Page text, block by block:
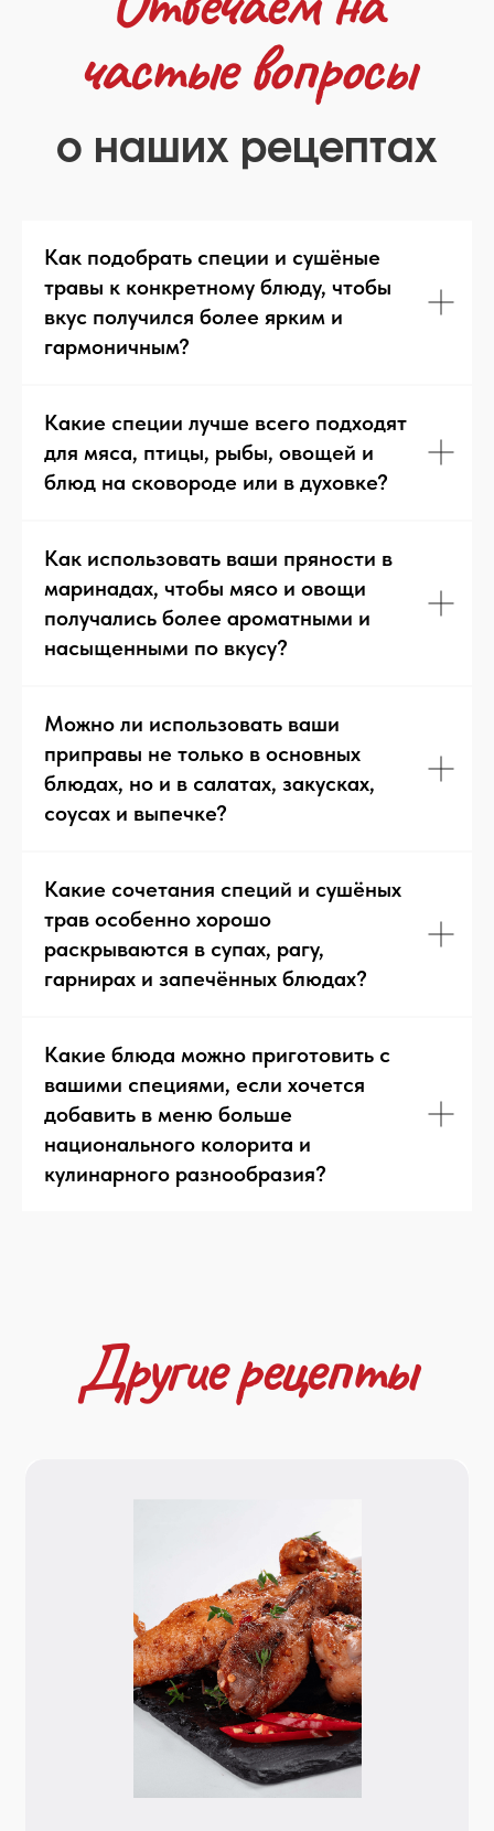
Как подобрать специи и сушёные
травы к конкретному блюду, чтобы
вкус получился более ярким и
гармоничным?
Какие специи лучше всего подходят
для мяса, птицы, рыбы, овощей и
блюд на сковороде или в духовке?
Как использовать ваши пряности в
маринадах, чтобы мясо и овощи
получались более ароматными и
насыщенными по вкусу?
Можно ли использовать ваши
приправы не только в основных
блюдах, но и в салатах, закусках,
соусах и выпечке?
Какие сочетания специй и сушёных
трав особенно хорошо
раскрываются в супах, рагу,
гарнирах и запечённых блюдах?
Какие блюда можно приготовить с
вашими специями, если хочется
добавить в меню больше
национального колорита и
кулинарного разнообразия?
Другие рецепты